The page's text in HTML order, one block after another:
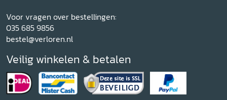
Voor vragen over bestellingen:
035 685 9856
bestel@verloren.nl
Veilig winkelen & betalen